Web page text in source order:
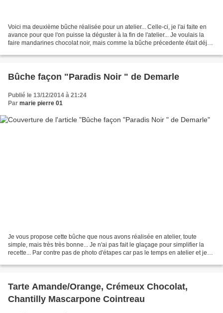
Voici ma deuxième bûche réalisée pour un atelier... Celle-ci, je l'ai faite en
avance pour que l'on puisse la déguster à la fin de l'atelier... Je voulais la
faire mandarines chocolat noir, mais comme la bûche précedente était déjà
Bûche façon "Paradis Noir " de Demarle
Publié le 13/12/2014 à 21:24
Par marie pierre 01
Je vous propose cette bûche que nous avons réalisée en atelier, toute
simple, mais très très bonne... Je n'ai pas fait le glaçage pour simplifier la
recette... Par contre pas de photo d'étapes car pas le temps en atelier et je
Tarte Amande/Orange, Crémeux Chocolat,
Chantilly Mascarpone Cointreau